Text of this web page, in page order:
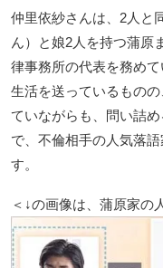
仲里依紗さんは、2人と
ん）と娘2人を持つ蒲原
律事務所の代表を務め
生活を送っているもの
ていながらも、問い詰
で、不倫相手の人気落
す。
＜↓の画像は、蒲原家の